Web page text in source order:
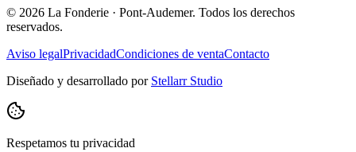
© 2026 La Fonderie · Pont-Audemer. Todos los derechos
reservados.
Aviso legalPrivacidadCondiciones de ventaContacto
Diseñado y desarrollado por Stellarr Studio
Respetamos tu privacidad